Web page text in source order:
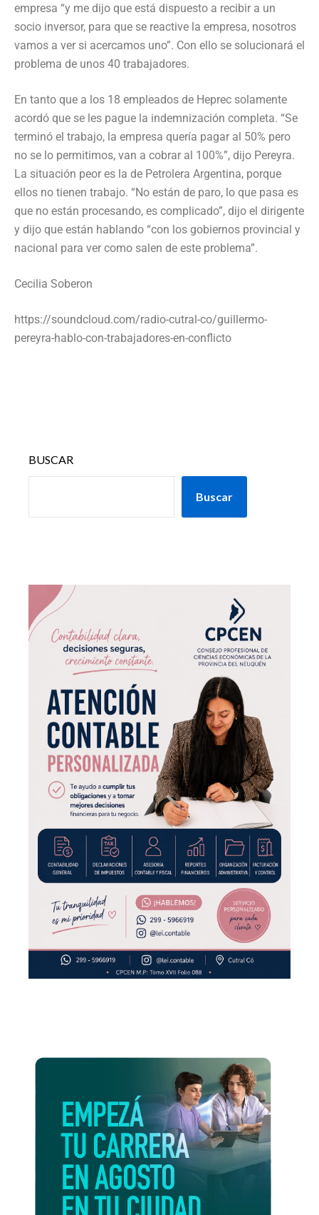
empresa “y me dijo que está dispuesto a recibir a un
socio inversor, para que se reactive la empresa, nosotros
vamos a ver si acercamos uno”. Con ello se solucionará el
problema de unos 40 trabajadores.
En tanto que a los 18 empleados de Heprec solamente
acordó que se les pague la indemnización completa. “Se
terminó el trabajo, la empresa quería pagar al 50% pero
no se lo permitimos, van a cobrar al 100%”, dijo Pereyra.
La situación peor es la de Petrolera Argentina, porque
ellos no tienen trabajo. “No están de paro, lo que pasa es
que no están procesando, es complicado”, dijo el dirigente
y dijo que están hablando “con los gobiernos provincial y
nacional para ver como salen de este problema”.
Cecilia Soberon
https://soundcloud.com/radio-cutral-co/guillermo-
pereyra-hablo-con-trabajadores-en-conflicto
BUSCAR
Buscar